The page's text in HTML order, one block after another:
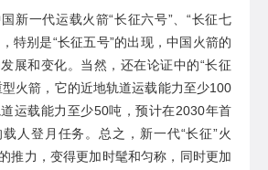
新一代运载火箭“长征六号”、“长征七
，特别是“长征五号”的出现，中国火箭的
展和变化。 当然，还在论证中的“长征
火箭， 它的近地轨道运载能力至少100
运载能力至少50吨，预计在2030年首
人登月任务。 总之，新一代“长征”火
推力，变得更加时髦和匀称 ， 同时更加